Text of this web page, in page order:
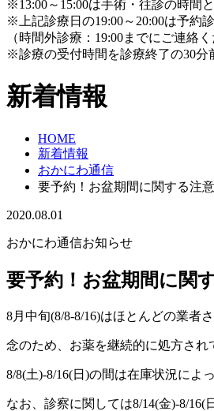
※13:00～15:00は手術・往診の時間
※上記診療日の19:00～20:00は予約診
（時間外診療：19:00までにご連絡く
※診療の受付時間を診療終了の30分
新着情報
HOME
新着情報
おかにわ通信
要予約！お盆期間に関する注
2020.08.01
おかにわ通信お知らせ
要予約！お盆期間に関
8月中旬(8/8-8/16)はほとんどの業者
念のため、お薬を継続的に処方され
8/8(土)-8/16(日)の間は在庫状況によ
なお、診察に関しては8/14(金)-8/16(